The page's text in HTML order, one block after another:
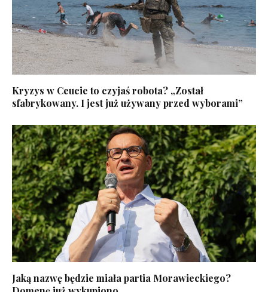
Kryzys w Ceucie to czyjaś robota? „Został
sfabrykowany. I jest już używany przed wyborami”
Jaką nazwę będzie miała partia Morawieckiego?